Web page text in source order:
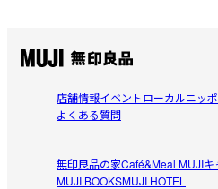
店舗情報イベントローカルニッ
よくある質問
無印良品の家Café&Meal MUJIキ
MUJI BOOKSMUJI HOTEL